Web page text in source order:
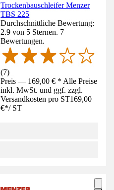
Trockenbauschleifer Menzer
TBS 225
Durchschnittliche Bewertung:
2.9 von 5 Sternen. 7
Bewertungen.
(7)
Preis — 169,00 € * Alle Preise
inkl. MwSt. und ggf. zzgl.
Versandkosten pro ST169,00
€*/ ST